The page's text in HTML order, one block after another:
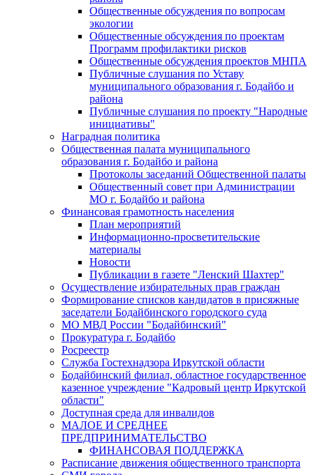
Общественные обсуждения по вопросам
экологии
Общественные обсуждения по проектам
Программ профилактики рисков
Общественные обсуждения проектов МНПА
Публичные слушания по Уставу
муниципального образования г. Бодайбо и
района
Публичные слушания по проекту "Народные
инициативы"
Наградная политика
Общественная палата муниципального
образования г. Бодайбо и района
Протоколы заседаний Общественной палаты
Общественный совет при Администрации
МО г. Бодайбо и района
Финансовая грамотность населения
План мероприятий
Информационно-просветительские
материалы
Новости
Публикации в газете "Ленский Шахтер"
Осуществление избирательных прав граждан
Формирование списков кандидатов в присяжные
заседатели Бодайбинского городского суда
МО МВД России "Бодайбинский"
Прокуратура г. Бодайбо
Росреестр
Служба Гостехнадзора Иркутской области
Бодайбинский филиал, областное государственное
казенное учреждение "Кадровый центр Иркутской
области"
Доступная среда для инвалидов
МАЛОЕ И СРЕДНЕЕ
ПРЕДПРИНИМАТЕЛЬСТВО
ФИНАНСОВАЯ ПОДДЕРЖКА
Расписание движения общественного транспорта